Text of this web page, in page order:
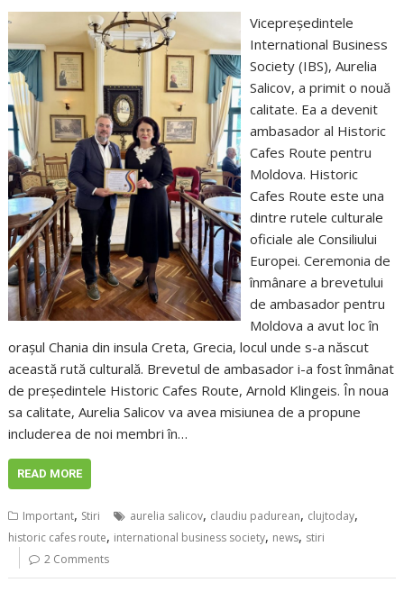
Vicepreședintele
International Business
Society (IBS), Aurelia
Salicov, a primit o nouă
calitate. Ea a devenit
ambasador al Historic
Cafes Route pentru
Moldova. Historic
Cafes Route este una
dintre rutele culturale
oficiale ale Consiliului
Europei. Ceremonia de
înmânare a brevetului
de ambasador pentru
Moldova a avut loc în
orașul Chania din insula Creta, Grecia, locul unde s-a născut
această rută culturală. Brevetul de ambasador i-a fost înmânat
de președintele Historic Cafes Route, Arnold Klingeis. În noua
sa calitate, Aurelia Salicov va avea misiunea de a propune
includerea de noi membri în…
READ MORE
Important, Stiri aurelia salicov, claudiu padurean, clujtoday,
historic cafes route, international business society, news, stiri
2 Comments